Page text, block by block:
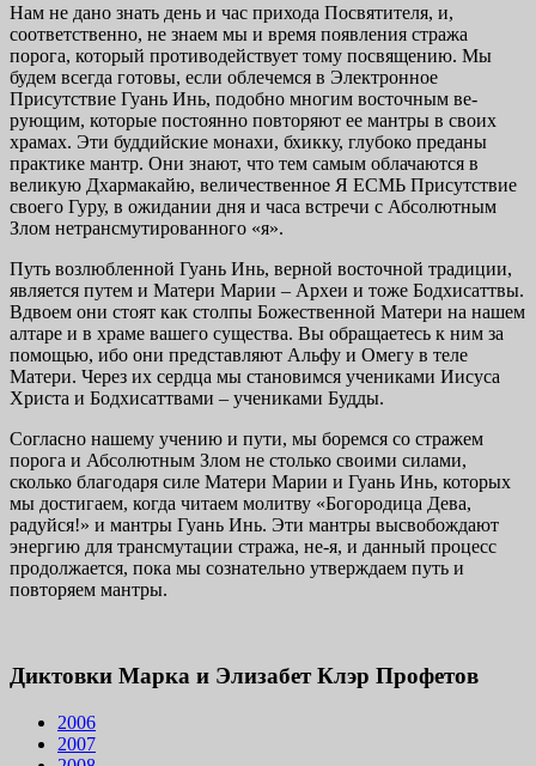
Нам не дано знать день и час прихода Посвятителя, и,
соответственно, не знаем мы и время появления стра­жа
порога, который противодействует тому посвящению. Мы
будем всегда готовы, если облечемся в Электронное
Присутствие Гуань Инь, подобно многим восточным ве­
рующим, которые постоянно повторяют ее мантры в своих
храмах. Эти буддийские монахи, бхикку, глубоко преданы
практике мантр. Они знают, что тем самым облачаются в
великую Дхармакайю, величественное Я ЕСМЬ Присут­ствие
своего Гуру, в ожидании дня и часа встречи с Абсо­лютным
Злом нетрансмутированного «я».
Путь возлюбленной Гуань Инь, верной восточной тра­диции,
является путем и Матери Марии – Археи и тоже Бодхисаттвы.
Вдвоем они стоят как столпы Божественной Матери на нашем
алтаре и в храме вашего существа. Вы обращаетесь к ним за
помощью, ибо они представляют Альфу и Омегу в теле
Матери. Через их сердца мы стано­вимся учениками Иисуса
Христа и Бодхисаттвами – уче­никами Будды.
Согласно нашему учению и пути, мы боремся со стра­жем
порога и Абсолютным Злом не столько своими сила­ми,
сколько благодаря силе Матери Марии и Гуань Инь, которых
мы достигаем, когда читаем молитву «Богородица Дева,
радуйся!» и мантры Гуань Инь. Эти мантры высво­бождают
энергию для трансмутации стража, не-я, и дан­ный процесс
продолжается, пока мы сознательно утверж­даем путь и
повторяем мантры.
Диктовки Марка и Элизабет Клэр Профетов
2006
2007